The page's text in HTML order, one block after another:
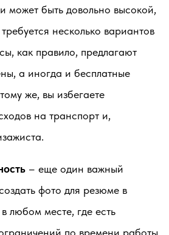
может быть довольно высокой,
несколько вариантов
как правило, предлагают
а иногда и бесплатные
же, вы избегаете
на транспорт и,
– еще один важный
фото для резюме в
любом месте, где есть
по времени работы